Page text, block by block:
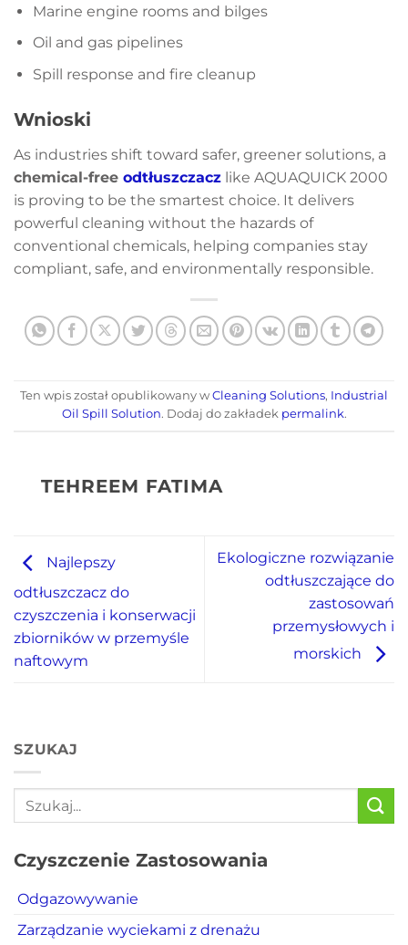
Marine engine rooms and bilges
Oil and gas pipelines
Spill response and fire cleanup
Wnioski
As industries shift toward safer, greener solutions, a
chemical-free odtłuszczacz like AQUAQUICK 2000
is proving to be the smartest choice. It delivers
powerful cleaning without the hazards of
conventional chemicals, helping companies stay
compliant, safe, and environmentally responsible.
Ten wpis został opublikowany w Cleaning Solutions, Industrial
Oil Spill Solution. Dodaj do zakładek permalink.
TEHREEM FATIMA
Najlepszy
odtłuszczacz do
czyszczenia i konserwacji
zbiorników w przemyśle
naftowym
Ekologiczne rozwiązanie
odtłuszczające do
zastosowań
przemysłowych i
morskich
SZUKAJ
Czyszczenie Zastosowania
Odgazowywanie
Zarządzanie wyciekami z drenażu